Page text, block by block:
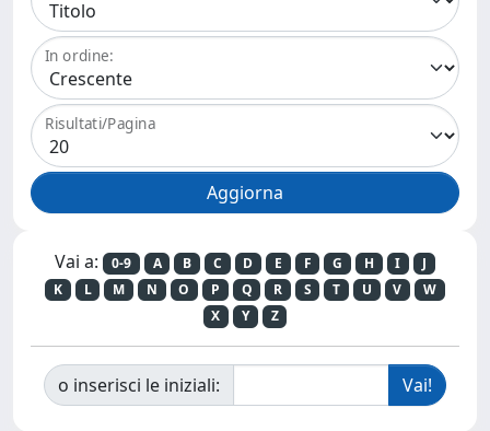
In ordine:
Risultati/Pagina
Vai a: 0-9 A B C D E F G H I
J
K
L M N O P Q R S T U V
W
X
Y Z
o inserisci le iniziali: